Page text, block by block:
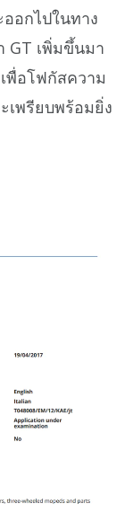
อกไปในทาง
GT เพิ่มขึ้นมา
พื่อโฟกัสความ
เพรียบพร้อมยิ่ง